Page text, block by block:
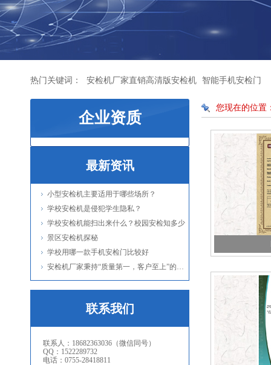
热门关键词： 安检机厂家直销高清版安检机 智能手机安检门
企业资质
最新资讯
小型安检机主要适用于哪些场所？
学校安检机是侵犯学生隐私？
学校安检机能扫出来什么？校园安检知多少
景区安检机探秘
学校用哪一款手机安检门比较好
安检机厂家秉持“质量第一，客户至上”的服务理念
联系我们
联系人：18682363036（微信同号）
QQ：1522289732
电话：0755-28418811
您现在的位置